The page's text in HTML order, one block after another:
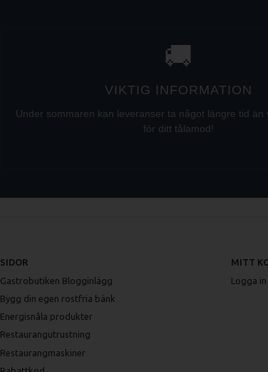
🚚
VIKTIG INFORMATION
Under sommaren kan leveranser ta något längre tid än
för ditt tålamod!
SIDOR
Gastrobutiken Blogginlägg
Bygg din egen rostfria bänk
Energisnåla produkter
Restaurangutrustning
Restaurangmaskiner
MITT
Logga in